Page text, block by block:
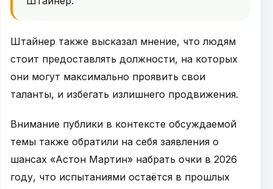
Штайнер также высказал мнение, что людям
стоит предоставлять должности, на которых
они могут максимально проявить свои
таланты, и избегать излишнего продвижения.
Внимание публики в контексте обсуждаемой
темы также обратили на себя заявления о
шансах «Астон Мартин» набрать очки в 2026
году, что испытаниями остаётся в прошлых